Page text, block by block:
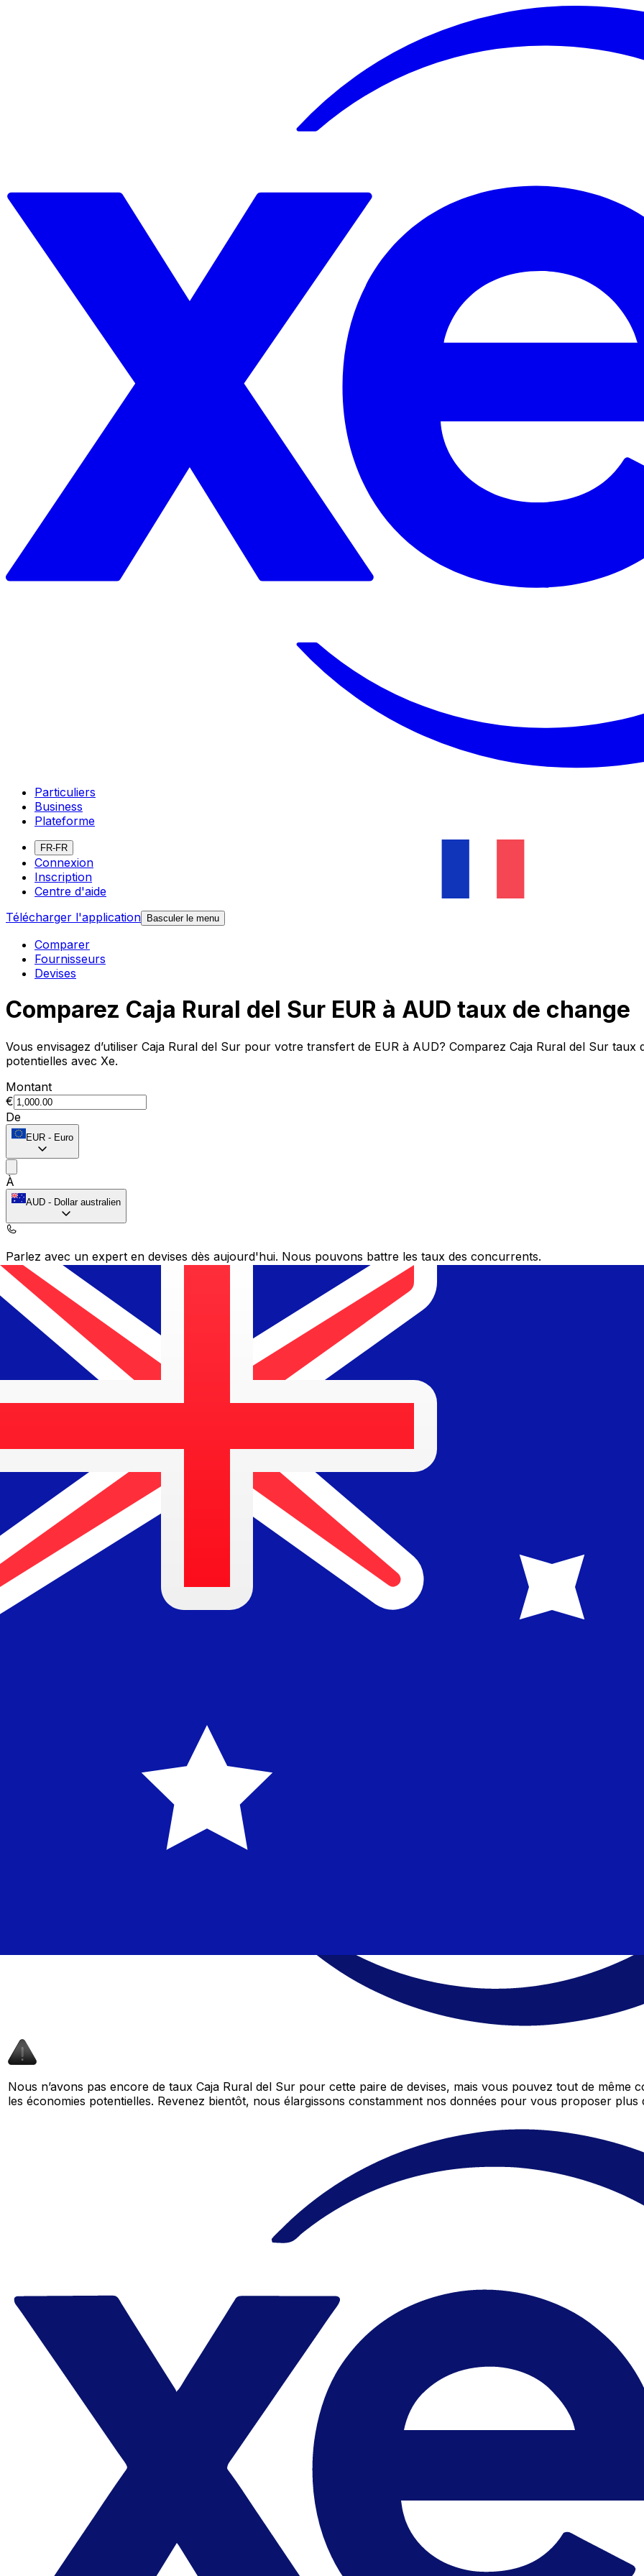
Particuliers
Business
Plateforme
FR-FR
Connexion
Inscription
Centre d'aide
Télécharger l'application Basculer le menu
Comparer
Fournisseurs
Devises
Comparez Caja Rural del Sur EUR à AUD taux de change
Vous envisagez d’utiliser Caja Rural del Sur pour votre transfert de EUR à AUD? Comparez Caja Rural del Sur
potentielles avec Xe.
Montant
€
De
EUR - Euro
À
AUD - Dollar australien
Parlez avec un expert en devises dès aujourd'hui. Nous pouvons battre les taux des concurrents.
Planifier un appel
Fournisseur
Nous n’avons pas encore de taux Caja Rural del Sur pour cette paire de devises, mais vous pouvez tout de
les économies potentielles. Revenez bientôt, nous élargissons constamment nos données pour vous proposer plus